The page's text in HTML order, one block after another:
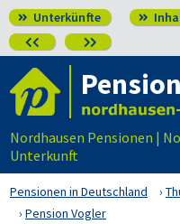
 Unterkünfte 
 
Nordhausen Pensionen |
Unterkunft
Pensionen in Deutschland
Pension Vogler